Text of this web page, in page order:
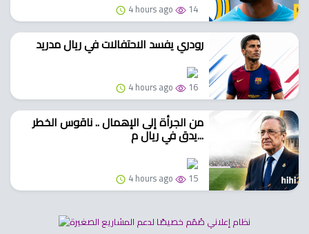
4 hours ago 14
رودري يفسد الاحتفالات في ريال مدريد
4 hours ago 16
من الجرأة إلى الإهمال .. ناقوس الخطر
يدق في ريال م...
4 hours ago 15